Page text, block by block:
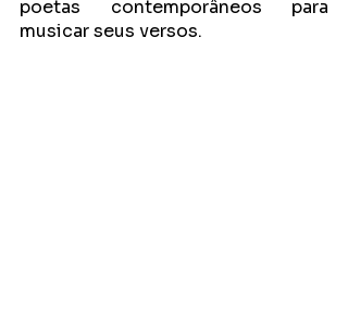
poetas contemporâneos para
musicar seus versos.